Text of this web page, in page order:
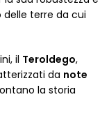
terre da cui
il Teroldego,
da note
la storia